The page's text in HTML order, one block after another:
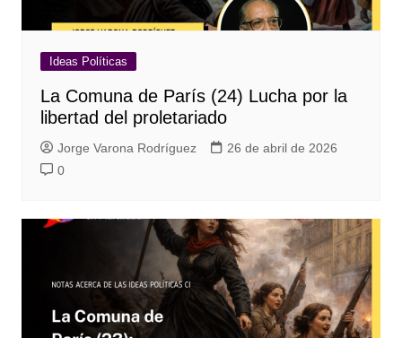
Ideas Políticas
La Comuna de París (24) Lucha por la
libertad del proletariado
Jorge Varona Rodríguez
26 de abril de 2026
0